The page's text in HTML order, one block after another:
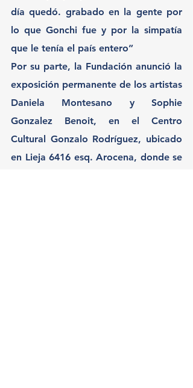
día quedó. grabado en la gente por
lo que Gonchi fue y por la simpatía
que le tenía el país entero”
Por su parte, la Fundación anunció la
exposición permanente de los artistas
Daniela Montesano y Sophie
Gonzalez Benoit, en el Centro
Cultural Gonzalo Rodríguez, ubicado
en Lieja 6416 esq. Arocena, donde se